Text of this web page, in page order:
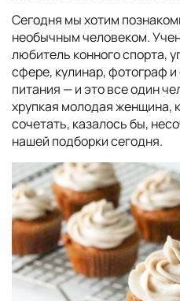
Сегодня мы хотим
необычным человеком.
любитель конного спорта,
сфере, кулинар, фотограф
питания — и это все один
хрупкая молодая женщина,
сочетать, казалось бы,
нашей подборки сегодня.